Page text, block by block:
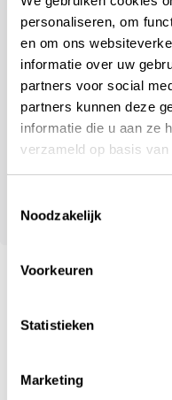
personaliseren, om
en om ons
informatie over uw
partners voor social
partners kunnen deze
informatie die u aan ze
verzameld op basis
Noodzakelijk
Voorkeuren
Statistieken
Marketing
design.
Specificaties
Luxe, synthetisch en
FUSETECH Premium
Leren handpalm en
Micro-ventilatie op palm,
Extra comfort,